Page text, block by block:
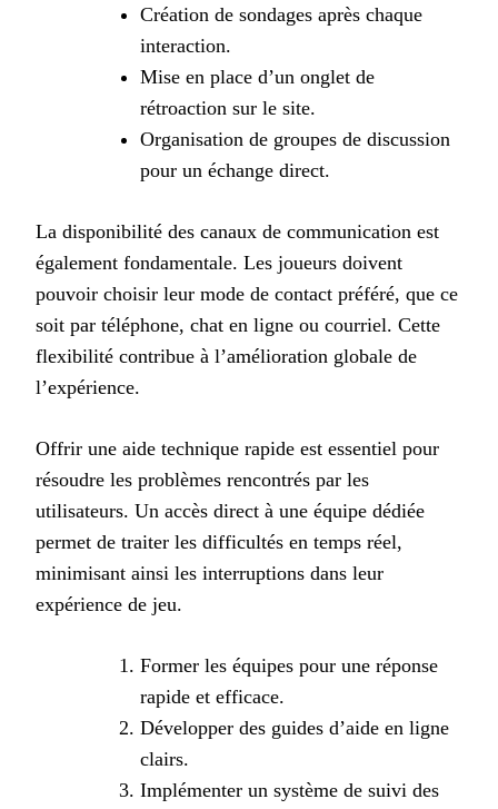
Création de sondages après chaque
interaction.
Mise en place d’un onglet de
rétroaction sur le site.
Organisation de groupes de discussion
pour un échange direct.
La disponibilité des canaux de communication est
également fondamentale. Les joueurs doivent
pouvoir choisir leur mode de contact préféré, que ce
soit par téléphone, chat en ligne ou courriel. Cette
flexibilité contribue à l’amélioration globale de
l’expérience.
Offrir une aide technique rapide est essentiel pour
résoudre les problèmes rencontrés par les
utilisateurs. Un accès direct à une équipe dédiée
permet de traiter les difficultés en temps réel,
minimisant ainsi les interruptions dans leur
expérience de jeu.
Former les équipes pour une réponse
rapide et efficace.
Développer des guides d’aide en ligne
clairs.
Implémenter un système de suivi des